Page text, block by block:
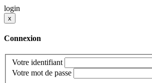
login
x
Connexion
Votre identifiant
Votre mot de passe